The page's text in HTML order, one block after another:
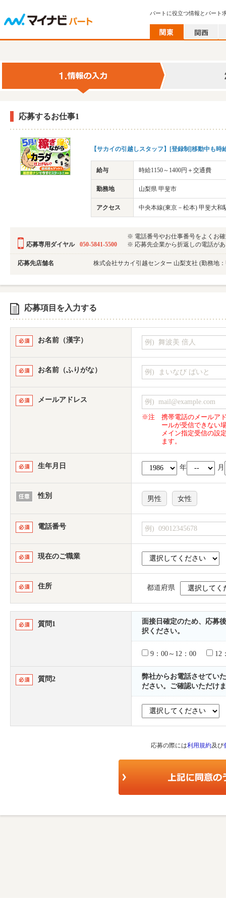
パートに役立つ情報とパート
応募するお仕事1
【サカイの引越しスタッフ】[登録制]移動中も
給与 時給1150～1400円＋交通費
勤務地 山梨県 甲斐市
アクセス 中央本線(東京－松本) 甲斐大和
応募専用ダイヤル 050-5841-5500
※ 電話番号やお仕事番号をよくお
※ 応募先企業から折返しの電話が
応募先店舗名 株式会社サカイ引越センター 山梨支社 (勤務地
応募項目を入力する
お名前（漢字）
お名前（ふりがな）
メールアドレス
※注
携帯電話のメールア
ールが受信できない
メイン指定受信の設
ます。
生年月日 年 月
性別 男性 女性
電話番号
現在のご職業
住所 都道府県
質問1
面接日確定のため、応募
択ください。
9：00～12：00 12
質問2
弊社からお電話させてい
ださい。ご確認いただけ
応募の際には利用規約及び